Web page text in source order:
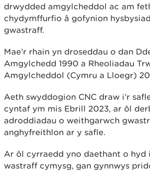
drwydded amgylcheddol ac am
chydymffurfio â gofynion
gwastraff.
Mae’r rhain yn droseddau o dan
Amgylchedd 1990 a Rheoliadau
Amgylcheddol (Cymru a Lloegr)
Aeth swyddogion CNC draw i’r
cyntaf ym mis Ebrill 2023, ar ôl
adroddiadau o weithgarwch
anghyfreithlon ar y safle.
Ar ôl cyrraedd yno daethant o hyd
wastraff cymysg, gan gynnwys